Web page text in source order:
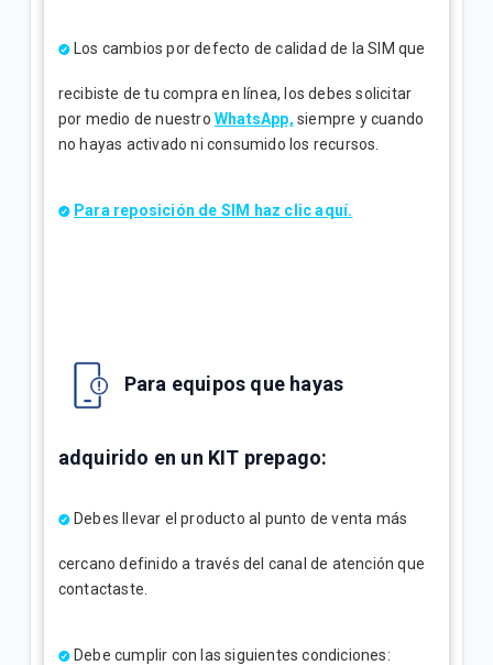
Los cambios por defecto de calidad de la SIM que
recibiste de tu compra en línea, los debes solicitar
por medio de nuestro WhatsApp, siempre y cuando
no hayas activado ni consumido los recursos.
Para reposición de SIM haz clic aquí.
Para equipos que hayas
adquirido en un KIT prepago:
Debes llevar el producto al punto de venta más
cercano definido a través del canal de atención que
contactaste.
Debe cumplir con las siguientes condiciones: